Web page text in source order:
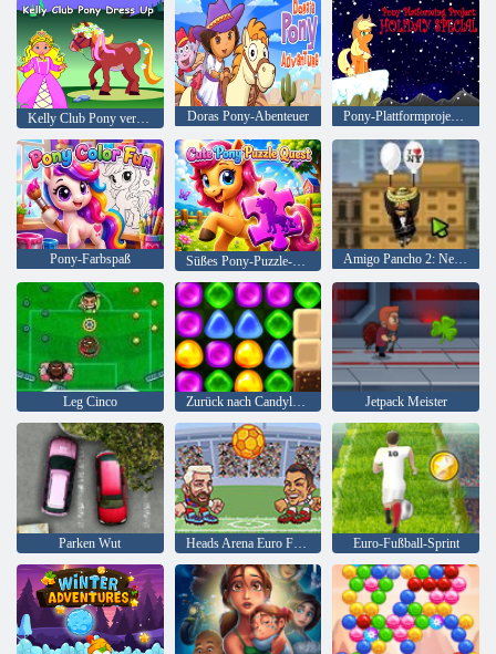
Doras Pony-Abenteuer Pony-Plattformprojekt: Holiday Special
Pony-Farbspaß Süßes Pony-Puzzle-Quest Amigo Pancho 2: New York Party
Leg Cinco Zurück nach Candyland 4: Lollipop Garden Jetpack Meister
Parken Wut Heads Arena Euro Fußball Euro-Fußball-Sprint